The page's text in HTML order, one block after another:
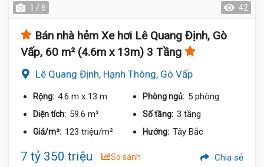
1 / 6 42
Bán nhà hẻm Xe hơi Lê Quang Định, Gò
Vấp, 60 m² (4.6m x 13m) 3 Tầng
Lê Quang Định, Hạnh Thông, Gò Vấp
Rộng: 4.6 m x 13 m Phòng ngủ: 5 phòng
Diện tích: 59.6 m² Số tầng: 3 tầng
Giá/m²: 123 triệu/m² Hướng: Tây Bắc
7 tỷ 350 triệu So sánh Chia sẻ